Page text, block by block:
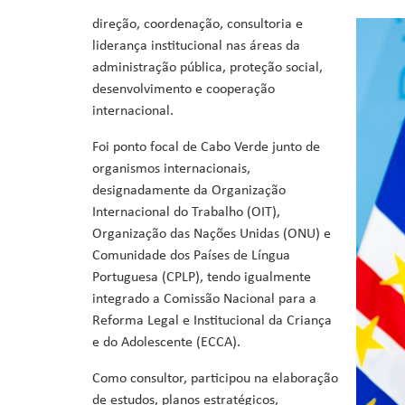
Ministro da Educação, Formação Profissional, Ensino
Ministro da Cultura, Industrias Criativas, Juventude e
Ministro da Reforma do Estado, Poder Local e
Ministro da Coordenação de Projetos Especiais e Acesso a
direção, coordenação, consultoria e
liderança institucional nas áreas da
administração pública, proteção social,
desenvolvimento e cooperação
internacional.
Foi ponto focal de Cabo Verde junto de
organismos internacionais,
designadamente da Organização
Internacional do Trabalho (OIT),
Organização das Nações Unidas (ONU) e
Comunidade dos Países de Língua
Portuguesa (CPLP), tendo igualmente
integrado a Comissão Nacional para a
Reforma Legal e Institucional da Criança
e do Adolescente (ECCA).
Como consultor, participou na elaboração
de estudos, planos estratégicos,